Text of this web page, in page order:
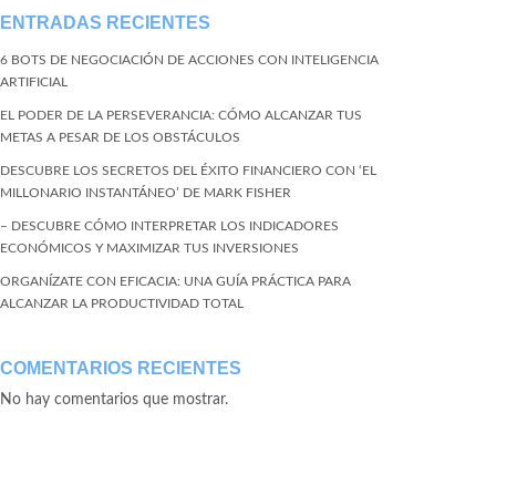
ENTRADAS RECIENTES
6 BOTS DE NEGOCIACIÓN DE ACCIONES CON INTELIGENCIA
ARTIFICIAL
EL PODER DE LA PERSEVERANCIA: CÓMO ALCANZAR TUS
METAS A PESAR DE LOS OBSTÁCULOS
DESCUBRE LOS SECRETOS DEL ÉXITO FINANCIERO CON ‘EL
MILLONARIO INSTANTÁNEO’ DE MARK FISHER
– DESCUBRE CÓMO INTERPRETAR LOS INDICADORES
ECONÓMICOS Y MAXIMIZAR TUS INVERSIONES
ORGANÍZATE CON EFICACIA: UNA GUÍA PRÁCTICA PARA
ALCANZAR LA PRODUCTIVIDAD TOTAL
COMENTARIOS RECIENTES
No hay comentarios que mostrar.